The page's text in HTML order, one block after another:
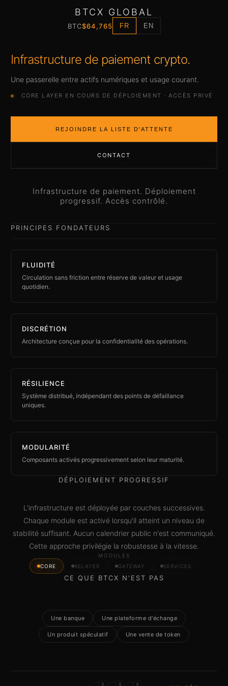
BTCX GLOBAL
BTC$64,765 FR EN
Infrastructure de paiement crypto.
Une passerelle entre actifs numériques et usage courant.
CORE LAYER EN COURS DE DÉPLOIEMENT · ACCÈS PRIVÉ
REJOINDRE LA LISTE D'ATTENTE
CONTACT
Infrastructure de paiement. Déploiement
progressif. Accès contrôlé.
PRINCIPES FONDATEURS
FLUIDITÉ
Circulation sans friction entre réserve de valeur et usage
quotidien.
DISCRÉTION
Architecture conçue pour la confidentialité des opérations.
RÉSILIENCE
Système distribué, indépendant des points de défaillance
uniques.
MODULARITÉ
Composants activés progressivement selon leur maturité.
DÉPLOIEMENT PROGRESSIF
L'infrastructure est déployée par couches successives.
Chaque module est activé lorsqu'il atteint un niveau de
stabilité suffisant. Aucun calendrier public n'est communiqué.
Cette approche privilégie la robustesse à la vitesse.
MODULES
CORE
RELAYER GATEWAY SERVICES
CE QUE BTCX N'EST PAS
Une banque Une plateforme d'échange
Un produit spéculatif Une vente de token